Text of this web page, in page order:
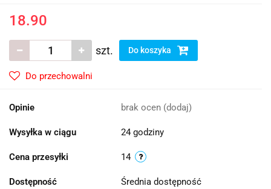
18.90
szt. Do koszyka
Do przechowalni
Opinie brak ocen (dodaj)
Wysyłka w ciągu 24 godziny
Cena przesyłki 14
Dostępność Średnia dostępność